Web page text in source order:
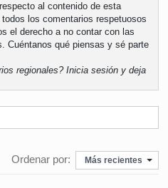
al contenido de esta
los comentarios respetuosos
el derecho a no contar con las
Cuéntanos qué piensas y sé parte
regionales?Inicia sesión y deja
Ordenar por: Más recientes